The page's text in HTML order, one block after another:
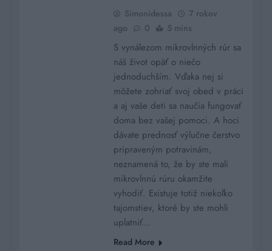
Simonidessa
7 rokov
ago
0 5 mins
S vynálezom mikrovlnných rúr sa
náš život opäť o niečo
jednoduchším. Vďaka nej si
môžete zohriať svoj obed v práci
a aj vaše deti sa naučia fungovať
doma bez vašej pomoci. A hoci
dávate prednosť výlučne čerstvo
pripraveným potravinám,
neznamená to, že by ste mali
mikrovlnnú rúru okamžite
vyhodiť. Existuje totiž niekoľko
tajomstiev, ktoré by ste mohli
uplatniť…
Read More